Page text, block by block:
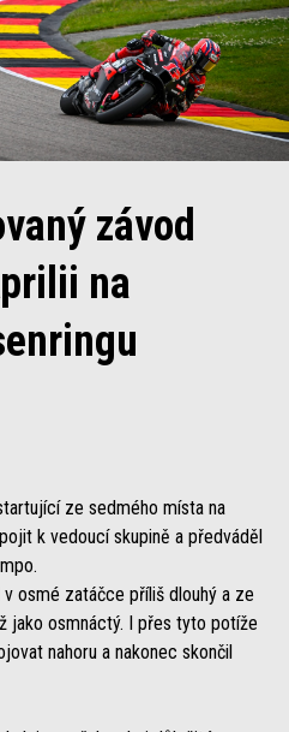
závod
na
ze sedmého místa na
k vedoucí skupině a předváděl
osmé zatáčce příliš dlouhý a ze
jako osmnáctý. I přes tyto potíže
nahoru a nakonec skončil